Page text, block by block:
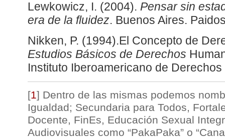
Lewkowicz, I. (2004). Pensar sin
era de la fluidez. Buenos Aires.
Nikken, P. (1994).El Concepto de
Estudios Básicos de Derechos
Instituto Iberoamericano de
[1] Dentro de las mismas podemos
Igualdad; Secundaria para Todos,
Docente, FinEs, Educación Sexual
Audiovisuales como “PakaPaka” o